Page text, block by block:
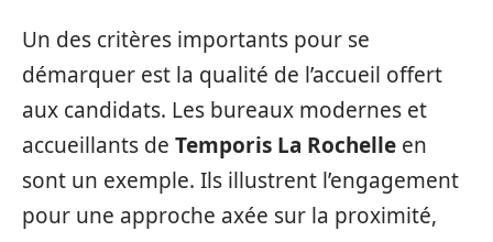
Un des critères importants pour se
démarquer est la qualité de l’accueil offert
aux candidats. Les bureaux modernes et
accueillants de Temporis La Rochelle en
sont un exemple. Ils illustrent l’engagement
pour une approche axée sur la proximité,